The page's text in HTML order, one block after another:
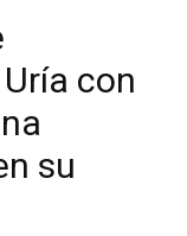
con
su